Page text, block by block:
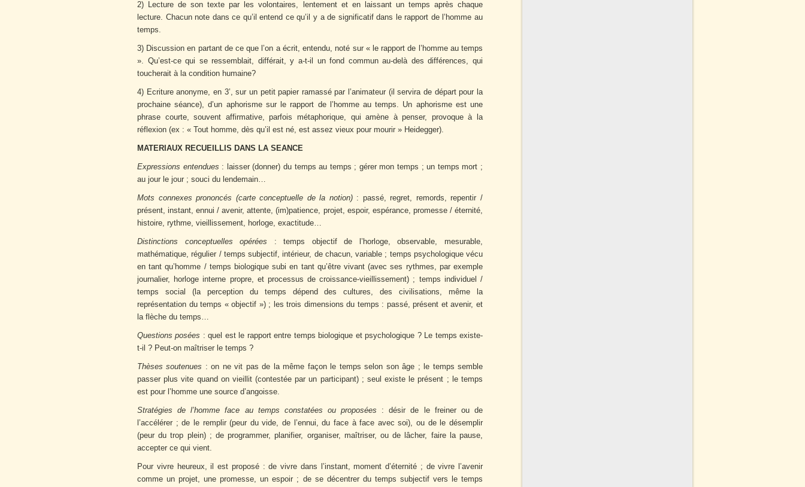
2) Lecture de son texte par les volontaires, lentement et en laissant un temps après chaque
lecture. Chacun note dans ce qu’il entend ce qu’il y a de significatif dans le rapport de l’homme au
temps.
3) Discussion en partant de ce que l’on a écrit, entendu, noté sur « le rapport de l’homme au temps
». Qu’est-ce qui se ressemblait, différait, y a-t-il un fond commun au-delà des différences, qui
toucherait à la condition humaine?
4) Ecriture anonyme, en 3’, sur un petit papier ramassé par l’animateur (il servira de départ pour la
prochaine séance), d’un aphorisme sur le rapport de l’homme au temps. Un aphorisme est une
phrase courte, souvent affirmative, parfois métaphorique, qui amène à penser, provoque à la
réflexion (ex : « Tout homme, dès qu’il est né, est assez vieux pour mourir » Heidegger).
MATERIAUX RECUEILLIS DANS LA SEANCE
Expressions entendues : laisser (donner) du temps au temps ; gérer mon temps ; un temps mort ;
au jour le jour ; souci du lendemain…
Mots connexes prononcés (carte conceptuelle de la notion) : passé, regret, remords, repentir /
présent, instant, ennui / avenir, attente, (im)patience, projet, espoir, espérance, promesse / éternité,
histoire, rythme, vieillissement, horloge, exactitude…
Distinctions conceptuelles opérées : temps objectif de l’horloge, observable, mesurable,
mathématique, régulier / temps subjectif, intérieur, de chacun, variable ; temps psychologique vécu
en tant qu’homme / temps biologique subi en tant qu’être vivant (avec ses rythmes, par exemple
journalier, horloge interne propre, et processus de croissance-vieillissement) ; temps individuel /
temps social (la perception du temps dépend des cultures, des civilisations, même la
représentation du temps « objectif ») ; les trois dimensions du temps : passé, présent et avenir, et
la flèche du temps…
Questions posées : quel est le rapport entre temps biologique et psychologique ? Le temps existe-
t-il ? Peut-on maîtriser le temps ?
Thèses soutenues : on ne vit pas de la même façon le temps selon son âge ; le temps semble
passer plus vite quand on vieillit (contestée par un participant) ; seul existe le présent ; le temps
est pour l’homme une source d’angoisse.
Stratégies de l’homme face au temps constatées ou proposées : désir de le freiner ou de
l’accélérer ; de le remplir (peur du vide, de l’ennui, du face à face avec soi), ou de le désemplir
(peur du trop plein) ; de programmer, planifier, organiser, maîtriser, ou de lâcher, faire la pause,
accepter ce qui vient.
Pour vivre heureux, il est proposé : de vivre dans l’instant, moment d’éternité ; de vivre l’avenir
comme un projet, une promesse, un espoir ; de se décentrer du temps subjectif vers le temps